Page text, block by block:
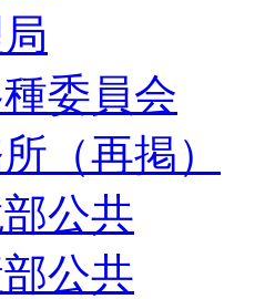
委員会
（再掲）
公共
公共